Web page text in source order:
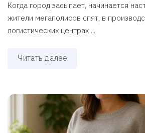
Когда город засыпает, начинается
жители мегаполисов спят, в
логистических центрах ...
Читать далее